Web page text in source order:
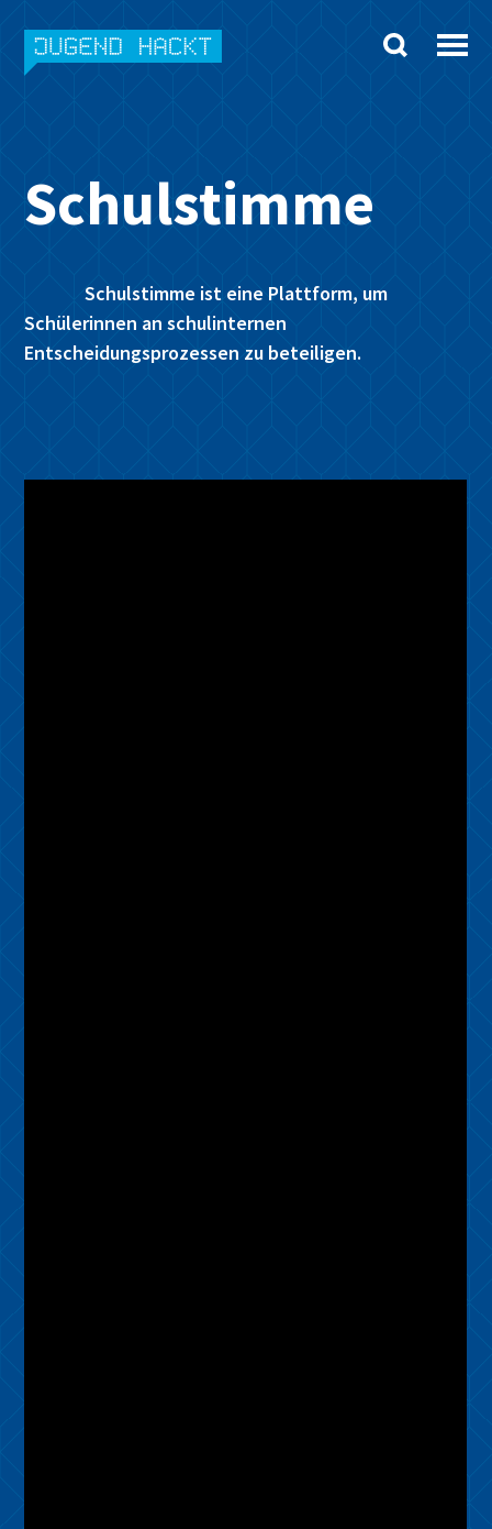
Skip
to
Schulstimme
Schulstimme ist eine Plattform, um
Schülerinnen an schulinternen
Entscheidungsprozessen zu beteiligen.